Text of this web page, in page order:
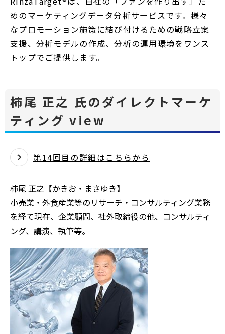
めのマーケティングデータ分析サービスです。様々
なプロモーション施策に結び付けるための戦略立案
支援、分析モデルの作成、分析の運用環境をワンス
トップでご提供します。
柿尾 正之 氏のダイレクトマーケ
ティング view
第14回目の詳細はこちらから
柿尾 正之【かきお・まさゆき】
小売業・外食産業等のリサーチ・コンサルティング業務
を経て現在、企業顧問、社外取締役の他、コンサルティ
ング、講演、執筆等。